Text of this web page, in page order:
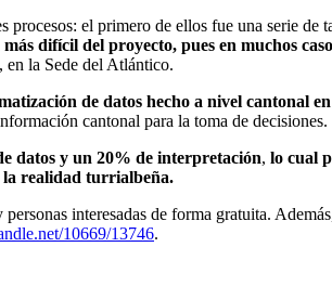
el primero de ellos fue una serie de
difícil del proyecto, pues en muchos
en la Sede del Atlántico.
de datos hecho a nivel cantonal
cantonal para la toma de decisiones.
datos y un 20% de interpretación, lo cual
la realidad turrialbeña.
interesadas de forma gratuita.
10669/13746.